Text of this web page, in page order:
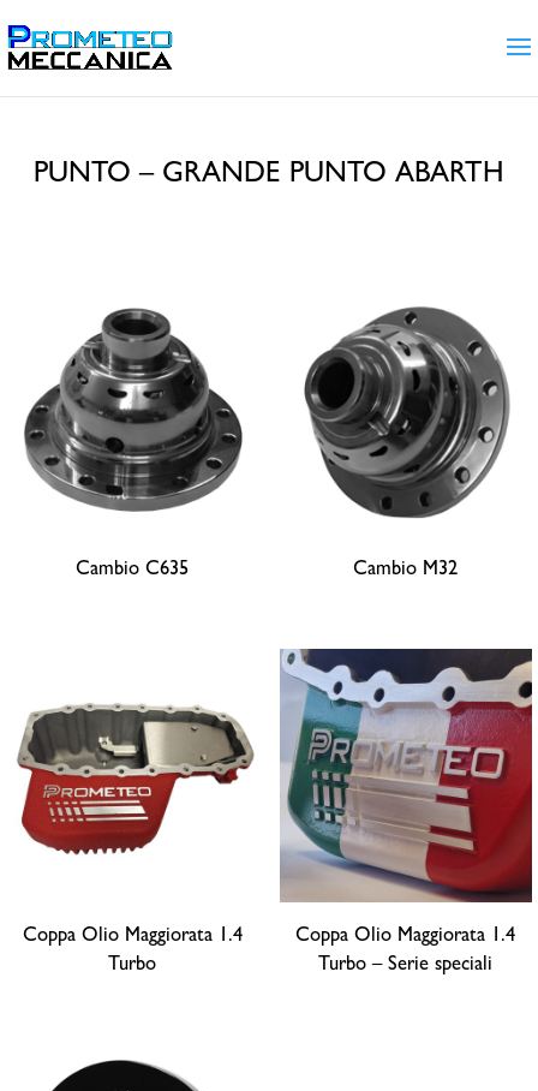
PUNTO – GRANDE PUNTO ABARTH
Cambio C635 Cambio M32
Coppa Olio Maggiorata 1.4
Turbo
Coppa Olio Maggiorata 1.4
Turbo – Serie speciali